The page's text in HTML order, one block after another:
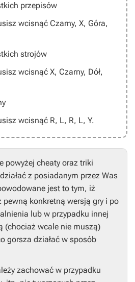
przepisów
wcisnąć Czarny, X, Góra,
strojów
wcisnąć X, Czarny, Dół,
wcisnąć R, L, R, L, Y.
powyżej cheaty oraz triki
z posiadanym przez Was
jest to tym, iż
pewną konkretną wersją gry i po
lub w przypadku innej
(chociaż wcale nie muszą)
gorsza działać w sposób
zachować w przypadku